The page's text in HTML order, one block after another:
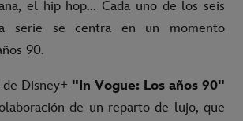
el hip hop... Cada uno de los seis
serie se centra en un momento
90.
Disney+ "In Vogue: Los años 90"
de un reparto de lujo, que